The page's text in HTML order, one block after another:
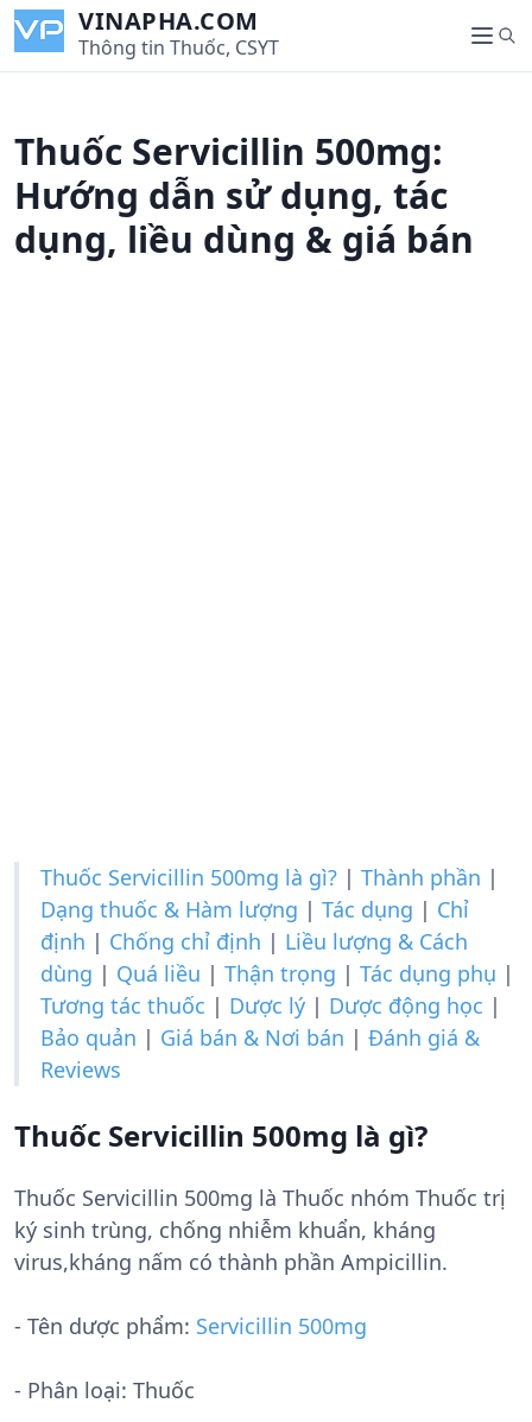
i
VINAPHA.COM
Thông tin Thuốc, CSYT
M
e
S
e
Thuốc Servicillin 500mg:
Hướng dẫn sử dụng, tác
dụng, liều dùng & giá bán
Thuốc Servicillin 500mg là gì? | Thành phần |
Dạng thuốc & Hàm lượng | Tác dụng | Chỉ
định | Chống chỉ định | Liều lượng & Cách
dùng | Quá liều | Thận trọng | Tác dụng phụ |
Tương tác thuốc | Dược lý | Dược động học |
Bảo quản | Giá bán & Nơi bán | Đánh giá &
Reviews
Thuốc Servicillin 500mg là gì?
Thuốc Servicillin 500mg là Thuốc nhóm Thuốc trị
ký sinh trùng, chống nhiễm khuẩn, kháng
virus,kháng nấm có thành phần Ampicillin.
- Tên dược phẩm: Servicillin 500mg
- Phân loại: Thuốc